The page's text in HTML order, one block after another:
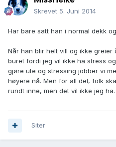
Skrevet 5. Juni 2014
Har bare satt han i normal dekk
Når han blir helt vill og ikke
buret fordi jeg vil ikke ha stress
gjøre ute og stressing jobber vi
høyere nå. Men for all del, folk
rundt inne, men det vil ikke jeg ha.
Siter